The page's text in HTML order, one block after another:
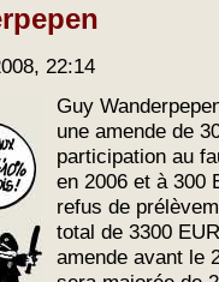
22:14
Guy
une amende de
participation au
en 2006 et à 300
refus de
total de 3300
amende avant le